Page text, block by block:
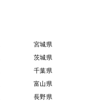
宮城県
茨城県
千葉県
富山県
長野県